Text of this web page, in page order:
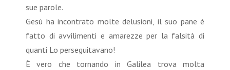
sue parole.
Gesù ha incontrato molte delusioni, il suo pane è
fatto di avvilimenti e amarezze per la falsità di
quanti Lo perseguitavano!
È vero che tornando in Galilea trova molta